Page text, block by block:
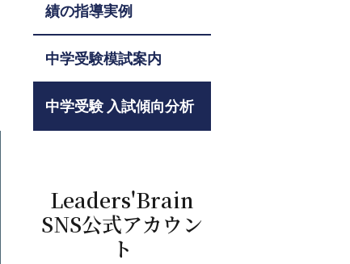
績の指導実例
中学受験模試案内
中学受験 入試傾向分析
Leaders'Brain
SNS公式アカウン
ト